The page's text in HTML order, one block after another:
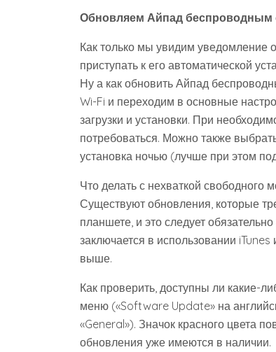
Обновляем Айпад беспроводным
Как только мы увидим уведомление
приступать к его автоматической
Ну а как обновить Айпад
Wi-Fi и переходим в основные
загрузки и установки. При
потребоваться. Можно также
установка ночью (лучше при этом
Что делать с нехваткой
Существуют обновления, которые
планшете, и это следует
заключается в использовании
выше.
Как проверить, доступны ли какие-
меню («Software Update» на
«General»). Значок красного цвета
обновления уже имеются в наличии.